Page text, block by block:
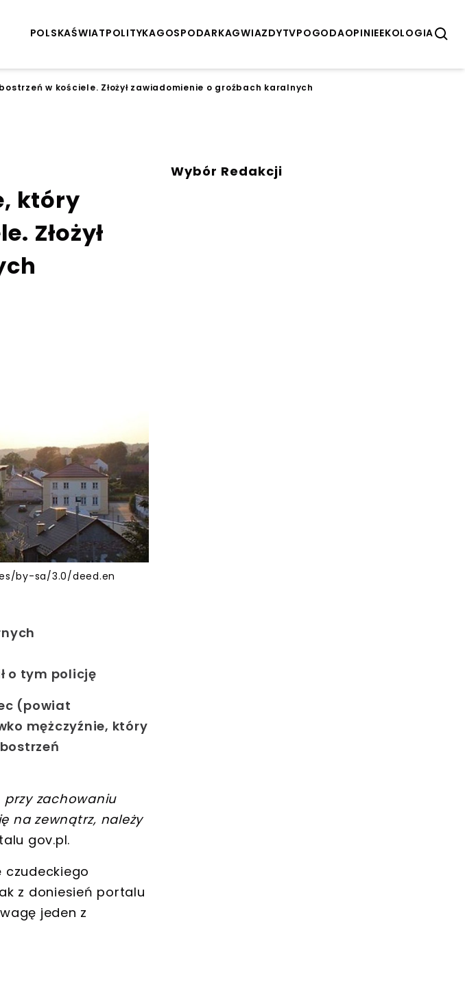
POLSKAŚWIATPOLITYKAGOSPODARKAGWIAZDYTVPOGODAOPINIEEKOLOGIA
w kościele. Złożył zawiadomienie o groźbach karalnych
który
Złożył
by-sa/3.0/deed.en
o tym policję
(powiat
mężczyźnie, który
przy zachowaniu
na zewnątrz, należy
gov.pl.
z doniesień portalu
jeden z
Wybór Redakcji